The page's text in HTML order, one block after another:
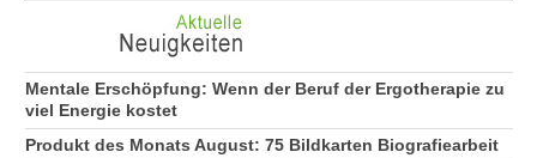
Mentale Erschöpfung: Wenn der Beruf der Ergotherapie zu
viel Energie kostet
Produkt des Monats August: 75 Bildkarten Biografiearbeit